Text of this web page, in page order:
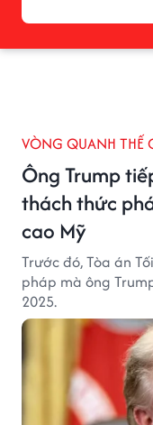
VÒNG QUANH THẾ
Ông Trump
thách thức
cao Mỹ
Trước đó, Tòa án
pháp mà ông
2025.